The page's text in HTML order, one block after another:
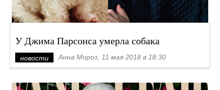
У Джима Парсонса умерла собака
новости Анна Мороз, 11 мая 2018 в 18:30